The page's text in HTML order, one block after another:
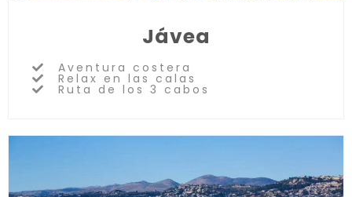
Jávea
Aventura costera
Relax en las calas
Ruta de los 3 cabos